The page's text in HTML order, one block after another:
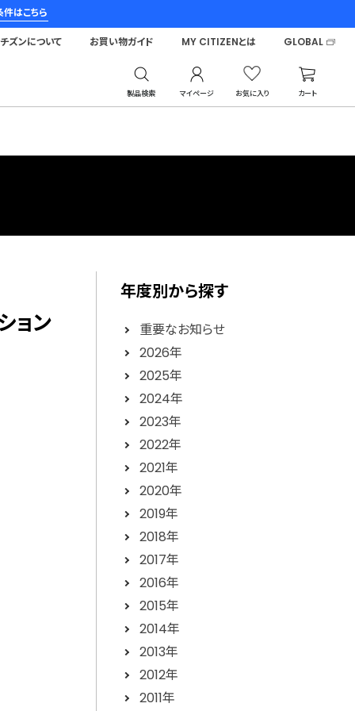
はこちら
製品検索 マイページ お気に入り カート
ズンについて お買い物ガイド MY CITIZENとは GLOBAL
ョン
年度別から探す
重要なお知らせ
2026年
2025年
2024年
2023年
2022年
2021年
2020年
2019年
2018年
2017年
2016年
2015年
2014年
2013年
2012年
2011年